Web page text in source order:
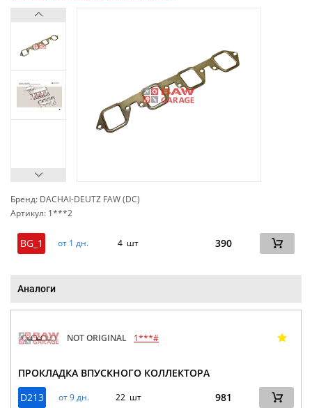
Бренд: DACHAI-DEUTZ FAW (DC)
Артикул: 1***2
BG_1 от 1 дн. 4 шт 390
Аналоги
NOT ORIGINAL 1***#
ПРОКЛАДКА ВПУСКНОГО КОЛЛЕКТОРА
D213
от 9 дн. 22 шт 981